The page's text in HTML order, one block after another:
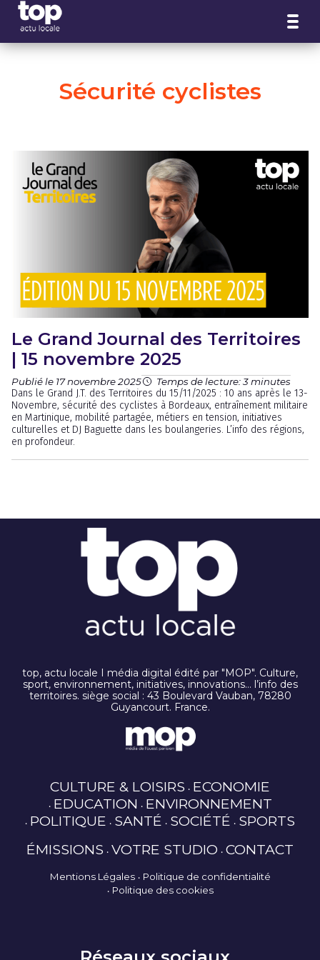
Sécurité cyclistes
Le Grand Journal des Territoires
| 15 novembre 2025
Publié le 17 novembre 2025 Temps de lecture: 3 minutes
Dans le Grand J.T. des Territoires du 15/11/2025 : 10 ans après le 13-
Novembre, sécurité des cyclistes à Bordeaux, entraînement militaire
en Martinique, mobilité partagée, métiers en tension, initiatives
culturelles et DJ Baguette dans les boulangeries. L’info des régions,
en profondeur.
top, actu locale I média digital édité par "MOP". Culture,
sport, environnement, initiatives, innovations… l’info des
territoires. siège social : 43 Boulevard Vauban, 78280
Guyancourt. France.
CULTURE & LOISIRS ECONOMIE
EDUCATION ENVIRONNEMENT
POLITIQUE SANTÉ SOCIÉTÉ SPORTS
ÉMISSIONS VOTRE STUDIO CONTACT
Mentions Légales
Politique de confidentialité
Politique des cookies
Panneau de gestion des cookies